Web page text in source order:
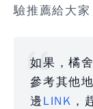
驗推薦給大家
如果，橘
參考其他
邊LINK ，